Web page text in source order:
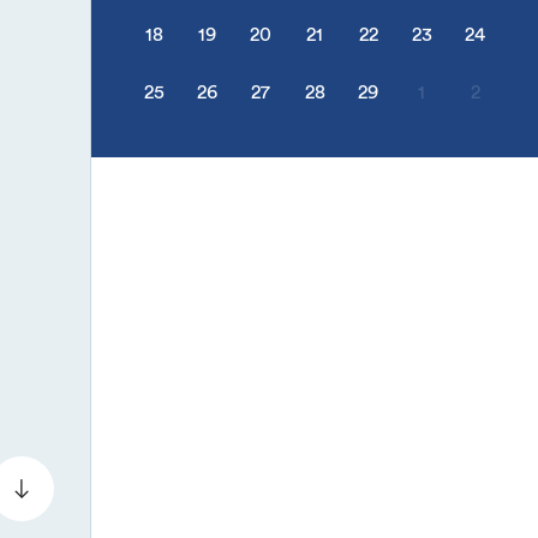
18 19 20 21 22 23 24
25 26 27 28 29 1 2